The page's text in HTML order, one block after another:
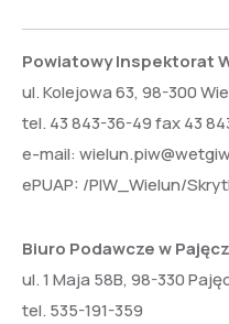
Powiatowy Inspektorat
ul. Kolejowa 63, 98-300
tel. 43 843-36-49 fax 43
e-mail:
ePUAP: /PIW_Wielun/
Biuro Podawcze w
ul. 1 Maja 58B, 98-330
tel. 535-191-359